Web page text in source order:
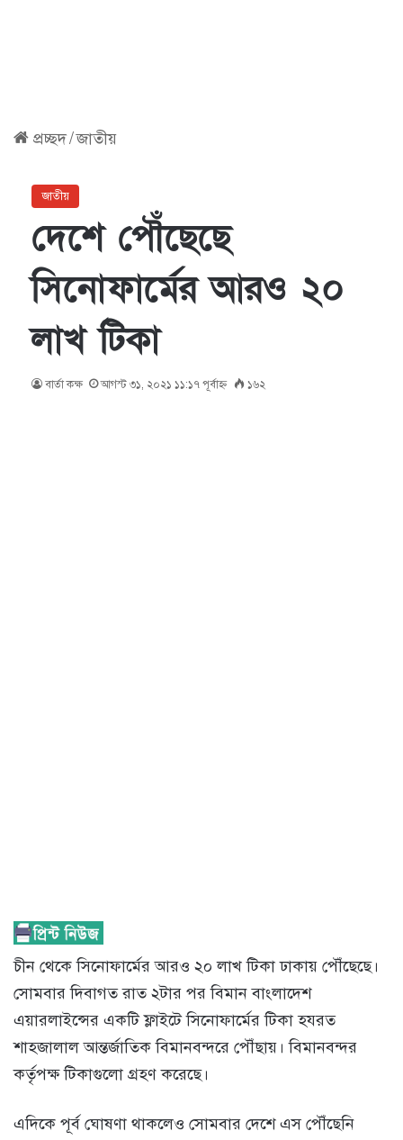
প্রচ্ছদ/জাতীয়
জাতীয়
দেশে পৌঁছেছে
সিনোফার্মের আরও ২০
লাখ টিকা
বার্তা কক্ষ আগস্ট ৩১, ২০২১ ১১:১৭ পূর্বাহ্ণ ১৬২
চীন থেকে সিনোফার্মের আরও ২০ লাখ টিকা ঢাকায় পৌঁছেছে।
সোমবার দিবাগত রাত ২টার পর বিমান বাংলাদেশ
এয়ারলাইন্সের একটি ফ্লাইটে সিনোফার্মের টিকা হযরত
শাহজালাল আন্তর্জাতিক বিমানবন্দরে পৌঁছায়। বিমানবন্দর
কর্তৃপক্ষ টিকাগুলো গ্রহণ করেছে।
এদিকে পূর্ব ঘোষণা থাকলেও সোমবার দেশে এস পৌঁছেনি